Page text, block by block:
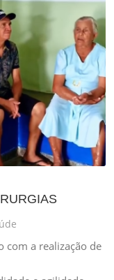
com a realização de